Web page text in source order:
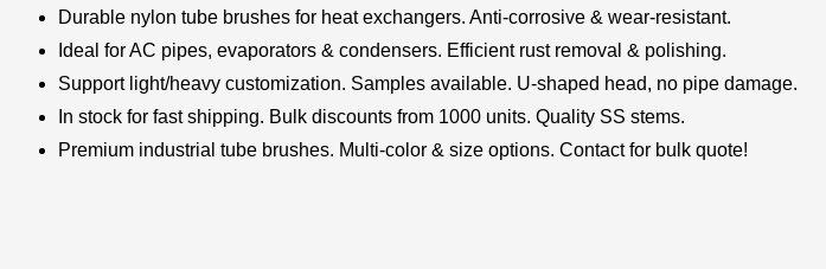
Durable nylon tube brushes for heat exchangers. Anti-corrosive & wear-resistant.
Ideal for AC pipes, evaporators & condensers. Efficient rust removal & polishing.
Support light/heavy customization. Samples available. U-shaped head, no pipe damage.
In stock for fast shipping. Bulk discounts from 1000 units. Quality SS stems.
Premium industrial tube brushes. Multi-color & size options. Contact for bulk quote!